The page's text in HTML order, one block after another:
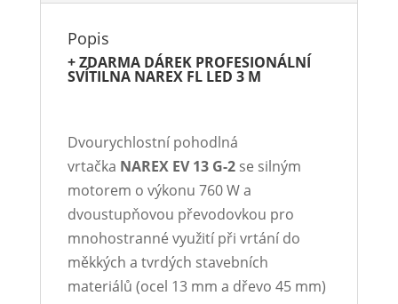
Popis
+ ZDARMA DÁREK PROFESIONÁLNÍ
SVÍTILNA NAREX FL LED 3 M
Dvourychlostní pohodlná
vrtačka NAREX EV 13 G-2se silným
motorem o výkonu 760 W a
dvoustupňovou převodovkou pro
mnohostranné využití při vrtání do
měkkých a tvrdých stavebních
materiálů (ocel 13 mm a dřevo 45 mm)